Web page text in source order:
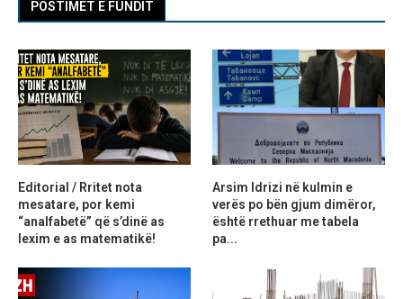
POSTIMET E FUNDIT
Editorial / Rritet nota
mesatare, por kemi
“analfabetë” që s’dinë as
lexim e as matematikë!
Arsim Idrizi në kulmin e
verës po bën gjum dimëror,
është rrethuar me tabela
pa...